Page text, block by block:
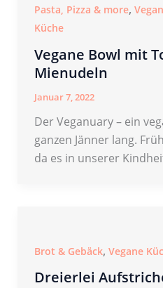
Pasta, Pizza & more,
Küche
Vegane Bowl mit
Mienudeln
Januar 7, 2022
Der Veganuary – ein
ganzen Jänner lang.
da es in unserer
Brot & Gebäck, Vegane
Dreierlei